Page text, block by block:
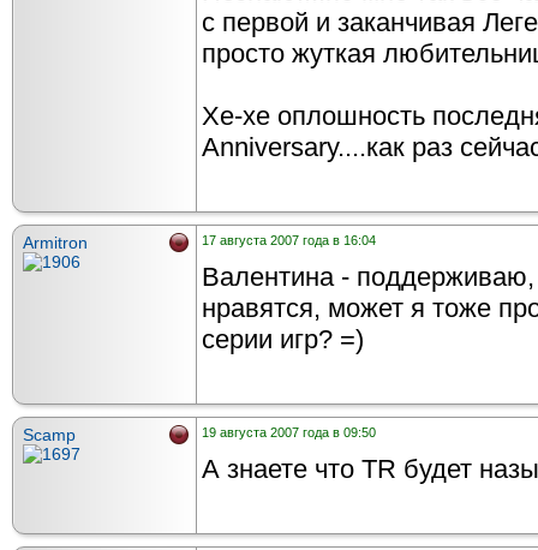
с первой и заканчивая
просто жуткая
Хе-хе оплошность
Anniversary....как раз
Armitron 17 августа 2007 года в 16:04
Валентина -
нравятся, может я тоже
серии игр? =)
Scamp 19 августа 2007 года в 09:50
А знаете что TR будет